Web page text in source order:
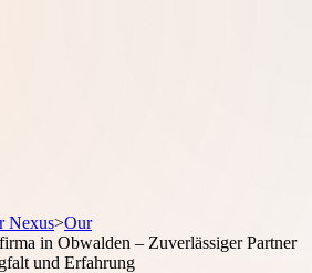
Nexus>Our
in Obwalden – Zuverlässiger Partner
und Erfahrung